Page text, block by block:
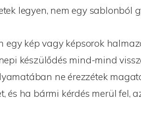
legyen, nem egy sablonból
egy kép vagy képsorok
készülődés mind-mind
ne érezzétek
és ha bármi kérdés merül fel,